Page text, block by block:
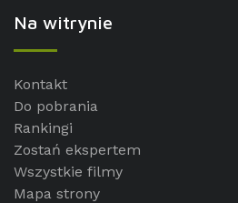
Na witrynie
Kontakt
Do pobrania
Rankingi
Zostań ekspertem
Wszystkie filmy
Mapa strony